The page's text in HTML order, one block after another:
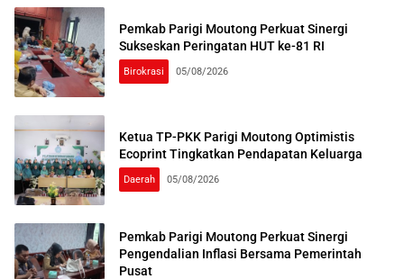
Pemkab Parigi Moutong Perkuat Sinergi
Sukseskan Peringatan HUT ke-81 RI
Birokrasi 05/08/2026
Ketua TP-PKK Parigi Moutong Optimistis
Ecoprint Tingkatkan Pendapatan Keluarga
Daerah 05/08/2026
Pemkab Parigi Moutong Perkuat Sinergi
Pengendalian Inflasi Bersama Pemerintah
Pusat